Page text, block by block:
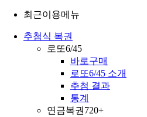
최근이용메뉴
추첨식 복권
로또6/45
바로구매
로또6/45 소개
추첨 결과
통계
연금복권720+